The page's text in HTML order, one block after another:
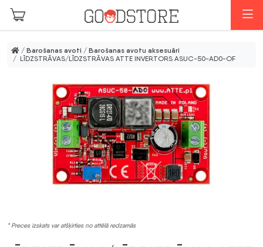
Skip to main content
/ Barošanas avoti / Barošanas avotu aksesuāri
/ LĪDZSTRĀVAS/LĪDZSTRĀVAS ATTE INVERTORS ASUC-50-AD0-OF
* Preces izskats var atšķirties no attēlā redzamās